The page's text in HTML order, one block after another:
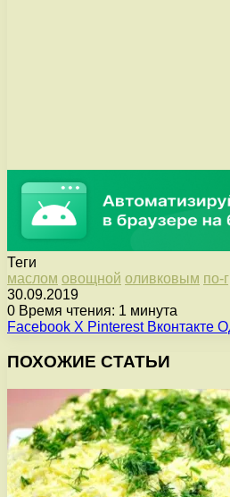
Теги
маслом овощной оливковым по-
30.09.2019
0 Время чтения: 1 минута
Facebook X Pinterest Вконтакте
ПОХОЖИЕ СТАТЬИ